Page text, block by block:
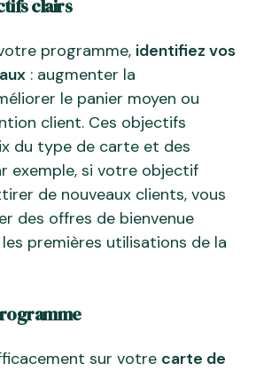
clairs
programme, identifiez vos
: augmenter la
le panier moyen ou
client. Ces objectifs
du type de carte et des
exemple, si votre objectif
de nouveaux clients, vous
des offres de bienvenue
premières utilisations de la
sur votre carte de